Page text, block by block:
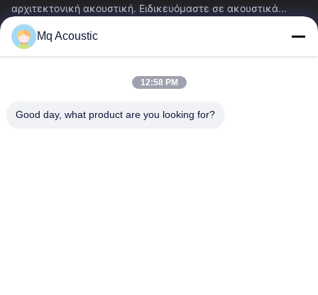
αρχιτεκτονική ακουστική. Ειδικευόμαστε σε ακουστικά...
Γρήγορες Συνδέσεις
Σπίτι
Σχετικά Με Εμάς
Επικοινωνήστε Μαζί Μας
Ζητήστε Μια Προσφορά
Mq Acoustic
12:58 PM
Good day, what product are you looking for?